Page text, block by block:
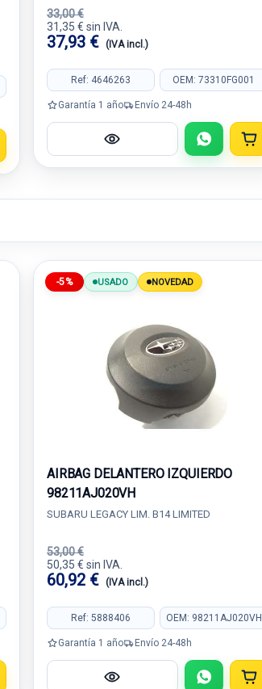
33,00 €
31,35 € sin IVA.
37,93 € (IVA incl.)
Ref: 4646263 OEM: 73310FG001
Garantía 1 año Envío 24-48h
-5% USADO NOVEDAD
AIRBAG DELANTERO IZQUIERDO
98211AJ020VH
SUBARU LEGACY LIM. B14 LIMITED
53,00 €
50,35 € sin IVA.
60,92 € (IVA incl.)
Ref: 5888406 OEM: 98211AJ020VH
Garantía 1 año Envío 24-48h